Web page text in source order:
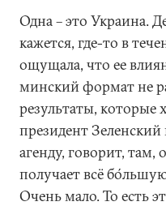
Одна – это Украина.
кажется, где-то в
ощущала, что ее
минский формат не
результаты, которые
президент
агенду, говорит,
получает всё
Очень мало. То есть